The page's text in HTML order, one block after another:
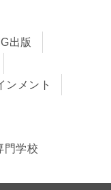
出版
ンメント
門学校